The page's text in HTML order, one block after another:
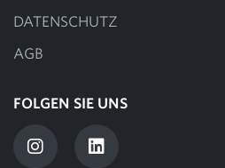
DATENSCHUTZ
AGB
FOLGEN SIE UNS